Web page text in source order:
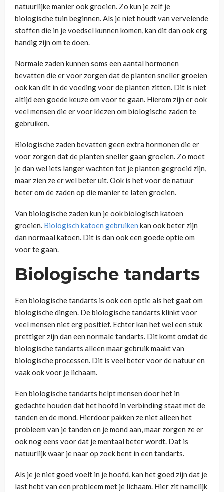
natuurlijke manier ook groeien. Zo kun je zelf je
biologische tuin beginnen. Als je niet houdt van vervelende
stoffen die in je voedsel kunnen komen, kan dit dan ook erg
handig zijn om te doen.
Normale zaden kunnen soms een aantal hormonen
bevatten die er voor zorgen dat de planten sneller groeien
ook kan dit in de voeding voor de planten zitten. Dit is niet
altijd een goede keuze om voor te gaan. Hierom zijn er ook
veel mensen die er voor kiezen om biologische zaden te
gebruiken.
Biologische zaden bevatten geen extra hormonen die er
voor zorgen dat de planten sneller gaan groeien. Zo moet
je dan wel iets langer wachten tot je planten gegroeid zijn,
maar zien ze er wel beter uit. Ook is het voor de natuur
beter om de zaden op die manier te laten groeien.
Van biologische zaden kun je ook biologisch katoen
groeien. Biologisch katoen gebruiken kan ook beter zijn
dan normaal katoen. Dit is dan ook een goede optie om
voor te gaan.
Biologische tandarts
Een biologische tandarts is ook een optie als het gaat om
biologische dingen. De biologische tandarts klinkt voor
veel mensen niet erg positief. Echter kan het wel een stuk
prettiger zijn dan een normale tandarts. Dit komt omdat de
biologische tandarts alleen maar gebruik maakt van
biologische processen. Dit is veel beter voor de natuur en
vaak ook voor je lichaam.
Een biologische tandarts helpt mensen door het in
gedachte houden dat het hoofd in verbinding staat met de
tanden en de mond. Hierdoor pakken ze niet alleen het
probleem van je tanden en je mond aan, maar zorgen ze er
ook nog eens voor dat je mentaal beter wordt. Dat is
natuurlijk waar je naar op zoek bent in een tandarts.
Als je je niet goed voelt in je hoofd, kan het goed zijn dat je
last hebt van een probleem met je lichaam. Hier zit namelijk